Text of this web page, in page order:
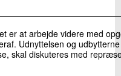
er at arbejde videre med
Udnyttelsen og
skal diskuteres med